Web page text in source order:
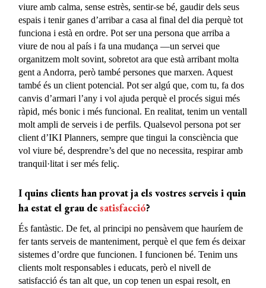
viure amb calma, sense estrès, sentir-se bé, gaudir dels seus
espais i tenir ganes d’arribar a casa al final del dia perquè tot
funciona i està en ordre. Pot ser una persona que arriba a
viure de nou al país i fa una mudança —un servei que
organitzem molt sovint, sobretot ara que està arribant molta
gent a Andorra, però també persones que marxen. Aquest
també és un client potencial. Pot ser algú que, com tu, fa dos
canvis d’armari l’any i vol ajuda perquè el procés sigui més
ràpid, més bonic i més funcional. En realitat, tenim un ventall
molt ampli de serveis i de perfils. Qualsevol persona pot ser
client d’IKI Planners, sempre que tingui la consciència que
vol viure bé, desprendre’s del que no necessita, respirar amb
tranquil·litat i ser més feliç.
I quins clients han provat ja els vostres serveis i quin
ha estat el grau desatisfacció?
És fantàstic. De fet, al principi no pensàvem que hauríem de
fer tants serveis de manteniment, perquè el que fem és deixar
sistemes d’ordre que funcionen. I funcionen bé. Tenim uns
clients molt responsables i educats, però el nivell de
satisfacció és tan alt que, un cop tenen un espai resolt, en